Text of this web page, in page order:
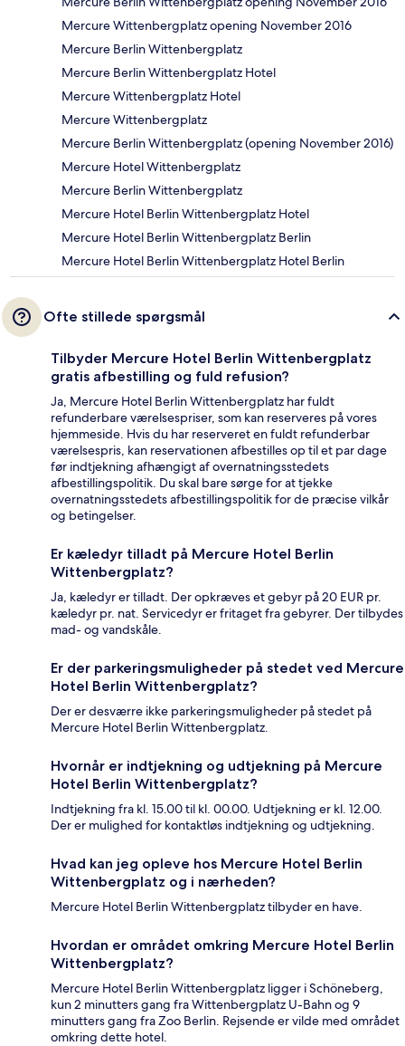
Mercure Wittenbergplatz opening November 2016
Mercure Berlin Wittenbergplatz
Mercure Berlin Wittenbergplatz Hotel
Mercure Wittenbergplatz Hotel
Mercure Wittenbergplatz
Mercure Berlin Wittenbergplatz (opening November 2016)
Mercure Hotel Wittenbergplatz
Mercure Berlin Wittenbergplatz
Mercure Hotel Berlin Wittenbergplatz Hotel
Mercure Hotel Berlin Wittenbergplatz Berlin
Mercure Hotel Berlin Wittenbergplatz Hotel Berlin
Ofte stillede spørgsmål
Tilbyder Mercure Hotel Berlin Wittenbergplatz
gratis afbestilling og fuld refusion?
Ja, Mercure Hotel Berlin Wittenbergplatz har fuldt
refunderbare værelsespriser, som kan reserveres på vores
hjemmeside. Hvis du har reserveret en fuldt refunderbar
værelsespris, kan reservationen afbestilles op til et par dage
før indtjekning afhængigt af overnatningsstedets
afbestillingspolitik. Du skal bare sørge for at tjekke
overnatningsstedets afbestillingspolitik for de præcise vilkår
og betingelser.
Er kæledyr tilladt på Mercure Hotel Berlin
Wittenbergplatz?
Ja, kæledyr er tilladt. Der opkræves et gebyr på 20 EUR pr.
kæledyr pr. nat. Servicedyr er fritaget fra gebyrer. Der tilbydes
mad- og vandskåle.
Er der parkeringsmuligheder på stedet ved Mercure
Hotel Berlin Wittenbergplatz?
Der er desværre ikke parkeringsmuligheder på stedet på
Mercure Hotel Berlin Wittenbergplatz.
Hvornår er indtjekning og udtjekning på Mercure
Hotel Berlin Wittenbergplatz?
Indtjekning fra kl. 15.00 til kl. 00.00. Udtjekning er kl. 12.00.
Der er mulighed for kontaktløs indtjekning og udtjekning.
Hvad kan jeg opleve hos Mercure Hotel Berlin
Wittenbergplatz og i nærheden?
Mercure Hotel Berlin Wittenbergplatz tilbyder en have.
Hvordan er området omkring Mercure Hotel Berlin
Wittenbergplatz?
Mercure Hotel Berlin Wittenbergplatz ligger i Schöneberg,
kun 2 minutters gang fra Wittenbergplatz U-Bahn og 9
minutters gang fra Zoo Berlin. Rejsende er vilde med området
omkring dette hotel.